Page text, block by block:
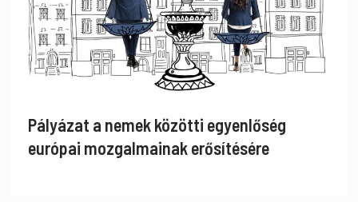
Pályázat a nemek közötti egyenlőség
európai mozgalmainak erősítésére